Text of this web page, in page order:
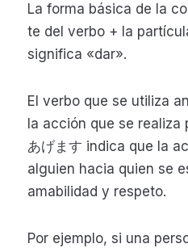
La forma básica de la
te del verbo + la
significa «dar».
El verbo que se utiliza
la acción que se
あげます indica que la
alguien hacia quien se
amabilidad y respeto.
Por ejemplo, si una